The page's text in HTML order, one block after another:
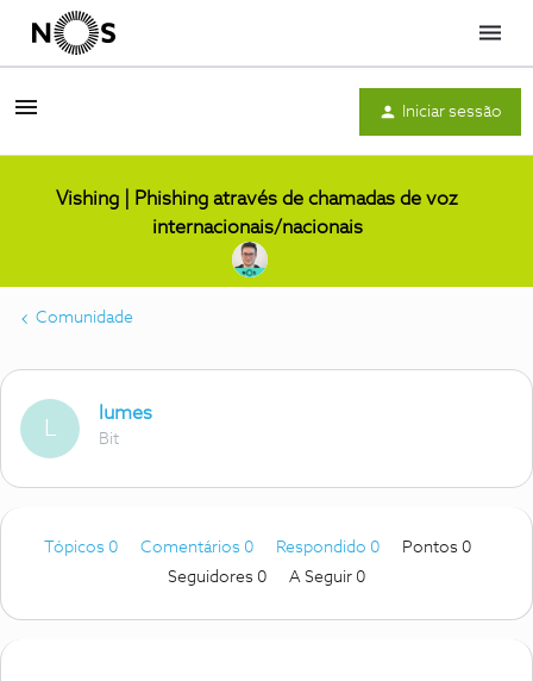
Menu
Iniciar sessão
Vishing | Phishing através de chamadas de voz
internacionais/nacionais
Comunidade
L
lumes
Bit
Tópicos 0 Comentários 0 Respondido 0
Pontos 0
Seguidores 0 A Seguir 0